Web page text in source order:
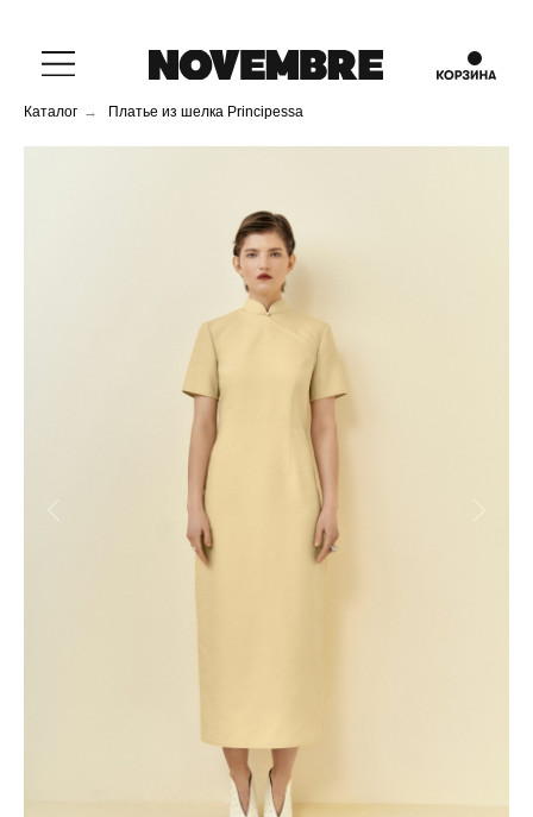
Каталог → Платье из шелка Principessa